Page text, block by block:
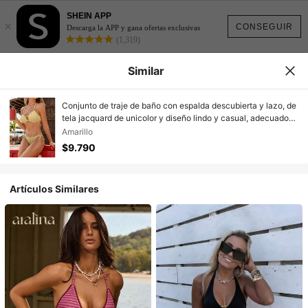
CONSEGUIR
×
SHEIN APP
Descarga la APP y gana ofertas exclusivas
(1,319)
Similar
Conjunto de traje de baño con espalda descubierta y lazo, de
tela jacquard de unicolor y diseño lindo y casual, adecuado
para vacaciones, playa y todas las estaciones
Amarillo
$9.790
Artículos Similares